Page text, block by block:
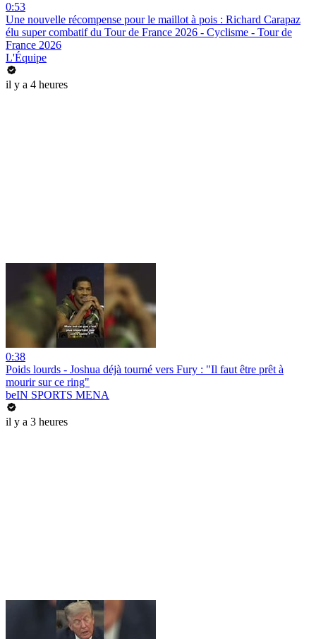
0:53
Une nouvelle récompense pour le maillot à pois : Richard Carapaz
élu super combatif du Tour de France 2026 - Cyclisme - Tour de
France 2026
L'Équipe
il y a 4 heures
0:38
Poids lourds - Joshua déjà tourné vers Fury : "Il faut être prêt à
mourir sur ce ring"
beIN SPORTS MENA
il y a 3 heures